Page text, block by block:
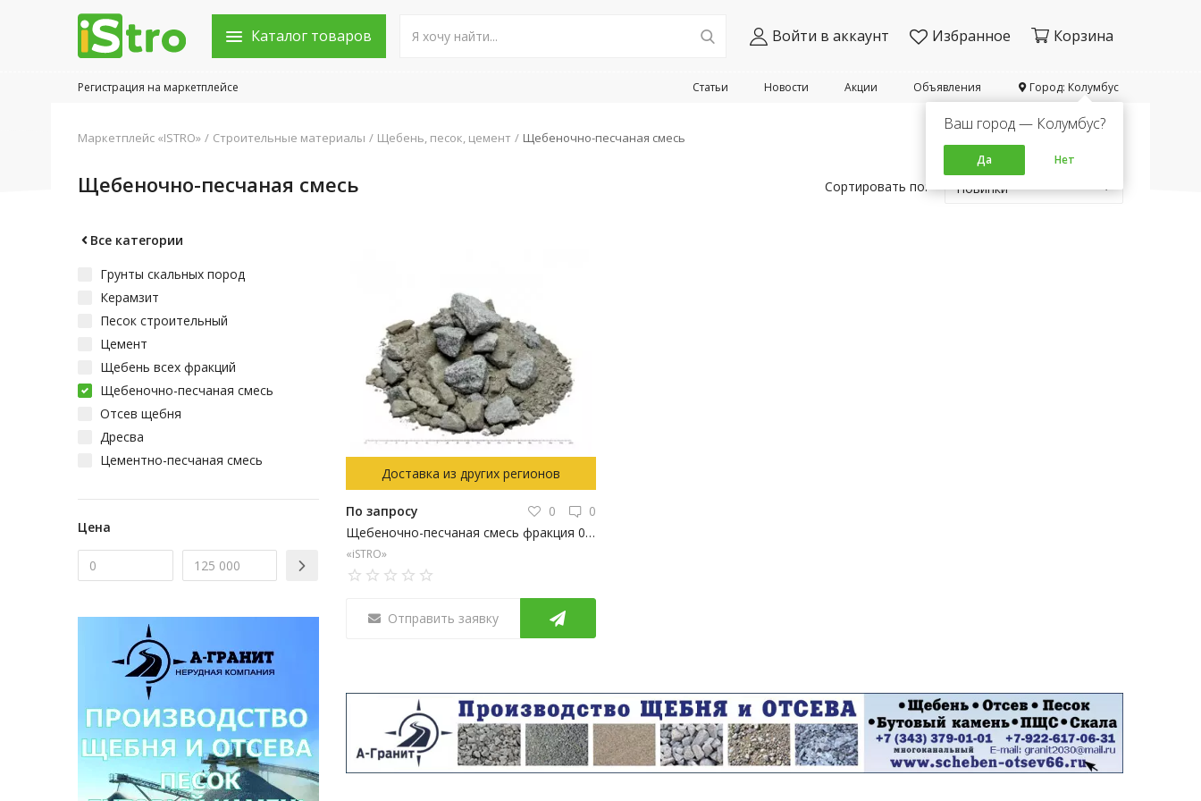
Каталог товаров Войти в аккаунт Избранное Корзина
Город: Колумбус
Ваш город — Колумбус?
Да Нет
Объявления
Акции
Новости
Статьи
Регистрация на маркетплейсе
Объявления
Город: Колумбус
Маркетплейс «ISTRO» Строительные материалы Щебень, песок, цемент Щебеночно-песчаная смесь
Щебеночно-песчаная смесь Сортировать по: Новинки
Все категории
Грунты скальных пород
Керамзит
Песок строительный
Цемент
Щебень всех фракций
Щебеночно-песчаная смесь
Отсев щебня
Дресва
Цементно-песчаная смесь
Цена
Доставка из других регионов
По запросу 0
0
Щебеночно-песчаная смесь фракция 0-40
«iSTRO»
Отправить заявку